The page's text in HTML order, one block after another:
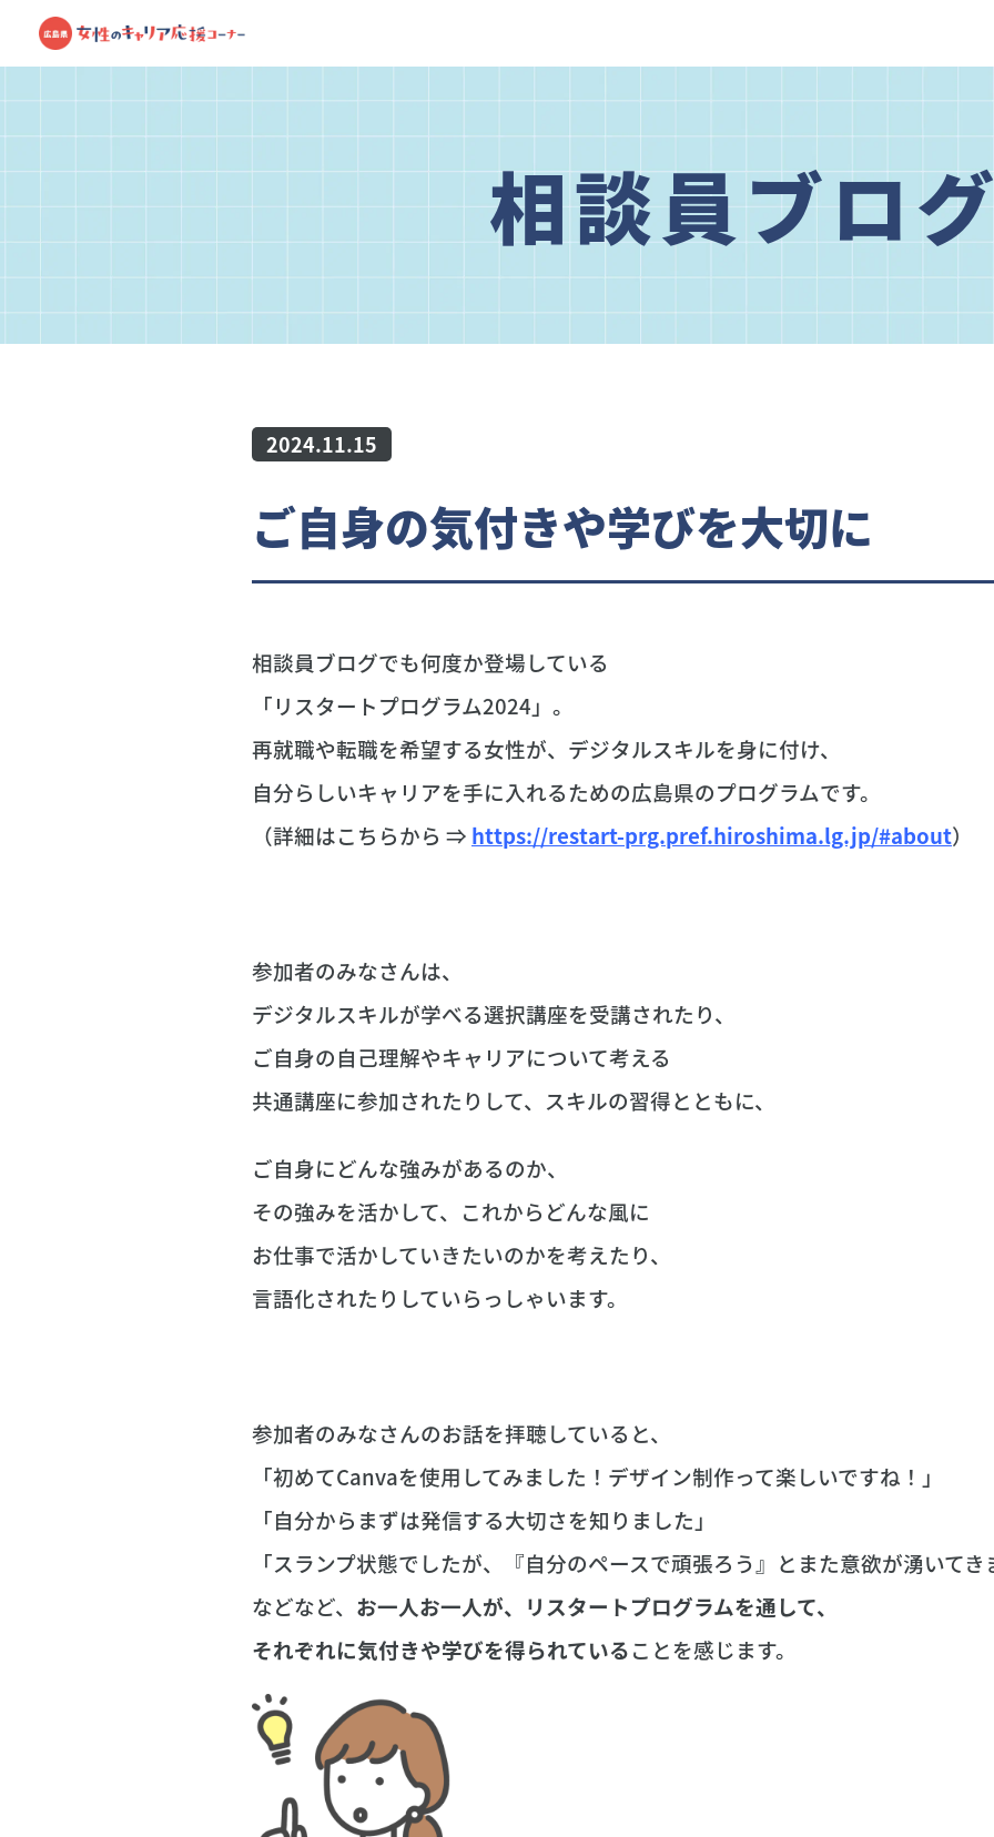
相談員ブロ
2024.11.15
ご自身の気付きや学びを大切に
相談員ブログでも何度か登場している
「リスタートプログラム2024」。
再就職や転職を希望する女性が、デジタルスキルを身に付け、
自分らしいキャリアを手に入れるための広島県のプログラムです。
（詳細はこちらから ⇒ https://restart-prg.pref.hiroshima.lg.jp/#about）
参加者のみなさんは、
デジタルスキルが学べる選択講座を受講されたり、
ご自身の自己理解やキャリアについて考える
共通講座に参加されたりして、スキルの習得とともに、
ご自身にどんな強みがあるのか、
その強みを活かして、これからどんな風に
お仕事で活かしていきたいのかを考えたり、
言語化されたりしていらっしゃいます。
参加者のみなさんのお話を拝聴していると、
「初めてCanvaを使用してみました！デザイン制作って楽しいですね！」
「自分からまずは発信する大切さを知りました」
「スランプ状態でしたが、『自分のペースで頑張ろう』とまた意欲が湧いてき
などなど、 お一人お一人が、リスタートプログラムを通して、
それぞれに気付きや学びを得られていることを感じます。